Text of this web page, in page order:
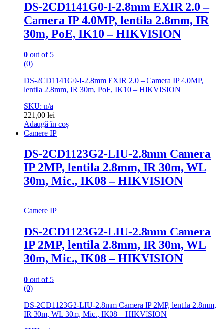
DS-2CD1141G0-I-2.8mm EXIR 2.0 –
Camera IP 4.0MP, lentila 2.8mm, IR
30m, PoE, IK10 – HIKVISION
0 out of 5
(0)
DS-2CD1141G0-I-2.8mm EXIR 2.0 – Camera IP 4.0MP,
lentila 2.8mm, IR 30m, PoE, IK10 – HIKVISION
SKU: n/a
221,00 lei
Adaugă în coș
Camere IP
DS-2CD1123G2-LIU-2.8mm Camera
IP 2MP, lentila 2.8mm, IR 30m, WL
30m, Mic., IK08 – HIKVISION
Camere IP
DS-2CD1123G2-LIU-2.8mm Camera
IP 2MP, lentila 2.8mm, IR 30m, WL
30m, Mic., IK08 – HIKVISION
0 out of 5
(0)
DS-2CD1123G2-LIU-2.8mm Camera IP 2MP, lentila 2.8mm,
IR 30m, WL 30m, Mic., IK08 – HIKVISION